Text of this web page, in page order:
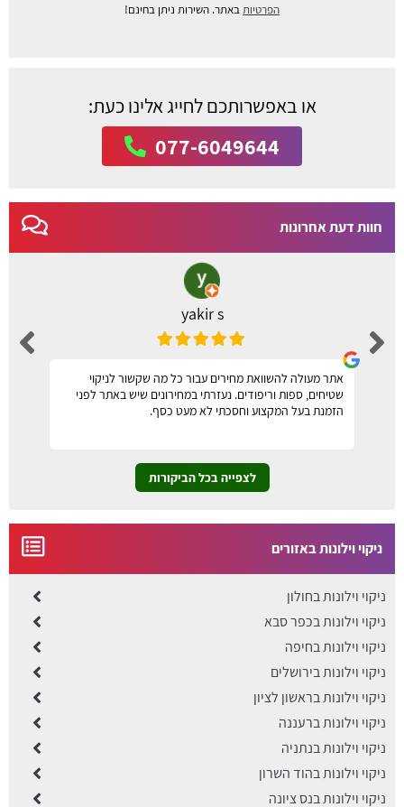
הפרטיותבאתר. השירות ניתן בחינם!
או באפשרותכם לחייג אלינו כעת:
077-6049644
חוות דעת אחרונות
yakir s
אתר מעולה להשוואת מחירים עבור כל מה שקשור לניקוי
שטיחים, ספות וריפודים. נעזרתי במחירונים שיש באתר לפני
הזמנת בעל המקצוע וחסכתי לא מעט כסף.
לצפייה בכל הביקורות
ניקוי וילונות באזורים
ניקוי וילונות בחולון
ניקוי וילונות בכפר סבא
ניקוי וילונות בחיפה
ניקוי וילונות בירושלים
ניקוי וילונות בראשון לציון
ניקוי וילונות ברעננה
ניקוי וילונות בנתניה
ניקוי וילונות בהוד השרון
ניקוי וילונות בנס ציונה